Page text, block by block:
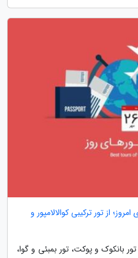
از تور ترکیبی کوالالامپور و
تور بانکوک و پوکت، تور بمبئی و گوا،